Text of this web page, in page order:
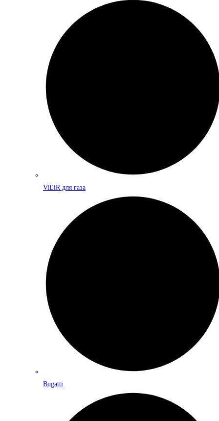
ViEiR для газа
Bugatti